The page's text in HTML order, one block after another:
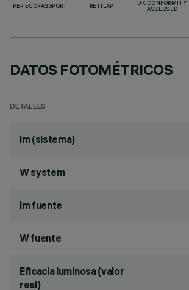
PEP ECOPASSPORT RETILAP
UK CONFORMITY
ASSESSED
DATOS FOTOMÉTRICOS
DETALLES
lm (sistema)
W system
lm fuente
W fuente
Eficacia luminosa (valor
real)